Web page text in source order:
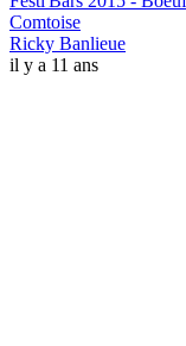
Comtoise
Ricky Banlieue
il y a 11 ans